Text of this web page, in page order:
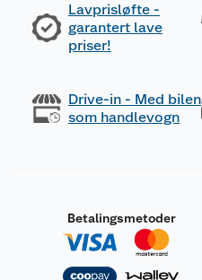
Lavprisløfte -
garantert lave
priser!
Drive-in - Med bilen
som handlevogn
Betalingsmetoder